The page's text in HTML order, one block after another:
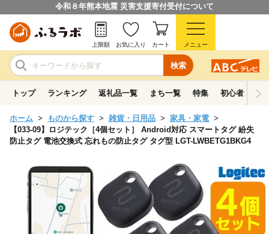
令和８年熊本地震 災害支援寄付受付について
検索
上限額 お気に入り カート メニュー
トップ ランキング 返礼品一覧 まち一覧 特集 初心者ガイド
ホーム ものから探す 雑貨・日用品
家具・家電
【033-09】ロジテック［4個セット］ Android対応 スマートタグ 紛失
防止タグ 電池交換式 忘れもの防止タグ タグ型 LGT-LWBETG1BKG4